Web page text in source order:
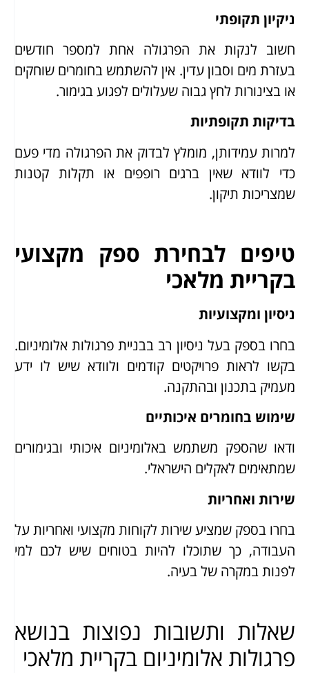
ניקיון תקופתי
חשוב לנקות את הפרגולה אחת למספר חודשים
בעזרת מים וסבון עדין. אין להשתמש בחומרים שוחקים
או בצינורות לחץ גבוה שעלולים לפגוע בגימור.
בדיקות תקופתיות
למרות עמידותן, מומלץ לבדוק את הפרגולה מדי פעם
כדי לוודא שאין ברגים רופפים או תקלות קטנות
שמצריכות תיקון.
טיפים לבחירת ספק מקצועי
בקריית מלאכי
ניסיון ומקצועיות
בחרו בספק בעל ניסיון רב בבניית פרגולות אלומיניום.
בקשו לראות פרויקטים קודמים ולוודא שיש לו ידע
מעמיק בתכנון ובהתקנה.
שימוש בחומרים איכותיים
ודאו שהספק משתמש באלומיניום איכותי ובגימורים
שמתאימים לאקלים הישראלי.
שירות ואחריות
בחרו בספק שמציע שירות לקוחות מקצועי ואחריות על
העבודה, כך שתוכלו להיות בטוחים שיש לכם למי
לפנות במקרה של בעיה.
שאלות ותשובות נפוצות בנושא
פרגולות אלומיניום בקריית מלאכי